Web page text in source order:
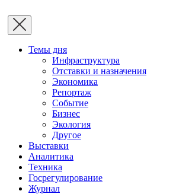
Темы дня
Инфраструктура
Отставки и назначения
Экономика
Репортаж
Событие
Бизнес
Экология
Другое
Выставки
Аналитика
Техника
Госрегулирование
Журнал